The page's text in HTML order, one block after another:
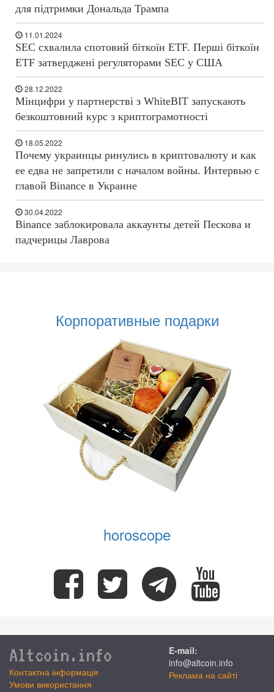
для підтримки Дональда Трампа
11.01.2024
SEC схвалила спотовий біткоїн ETF. Перші біткоїн
ETF затверджені регуляторами SEC у США
28.12.2022
Мінцифри у партнерстві з WhiteBIT запускають
безкоштовний курс з криптограмотності
18.05.2022
Почему украинцы ринулись в криптовалюту и как
ее едва не запретили с началом войны. Интервью с
главой Binance в Украине
30.04.2022
Binance заблокировала аккаунты детей Пескова и
падчерицы Лаврова
Корпоративные подарки
horoscope
Altcoin.info
Контактна інформація
Умови використання
E-mail:
info@altcoin.info
Реклама на сайті